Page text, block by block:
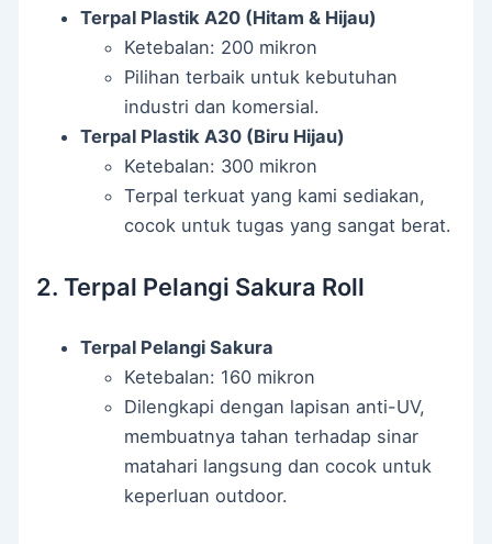
Terpal Plastik A20 (Hitam & Hijau)
Ketebalan: 200 mikron
Pilihan terbaik untuk kebutuhan
industri dan komersial.
Terpal Plastik A30 (Biru Hijau)
Ketebalan: 300 mikron
Terpal terkuat yang kami sediakan,
cocok untuk tugas yang sangat berat.
2. Terpal Pelangi Sakura Roll
Terpal Pelangi Sakura
Ketebalan: 160 mikron
Dilengkapi dengan lapisan anti-UV,
membuatnya tahan terhadap sinar
matahari langsung dan cocok untuk
keperluan outdoor.